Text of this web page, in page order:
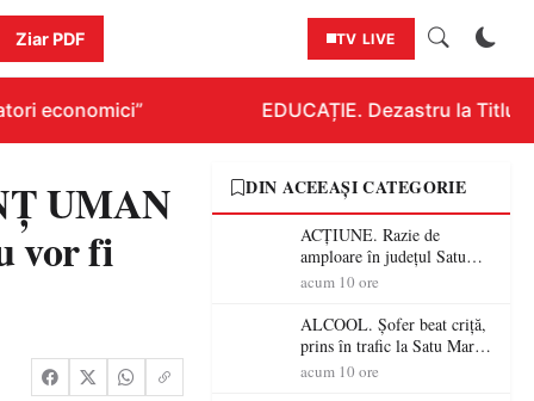
Ziar PDF TV LIVE
economici” EDUCAȚIE. Dezastru la
UMAN
vor fi
DIN ACEEAȘI CATEGORIE
ACȚIUNE. Razie de
amploare în județul Satu
Mare! Polițiștii au dat sute
șoferi fără permis într-o
singură zi
acum 10 ore
ALCOOL. Șofer beat criță,
prins în trafic la Satu Mare!
Alcoolemie uriașă
acum 10 ore